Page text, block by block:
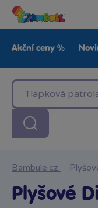
Akční ceny %
LEGO®
Baby Značky
Bambule.cz ·
Plyšové